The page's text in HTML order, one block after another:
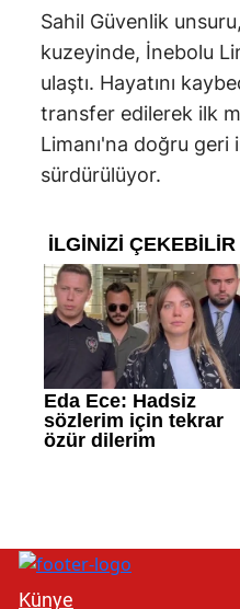
Sahil Güvenlik
kuzeyinde, İnebolu
ulaştı. Hayatını
transfer edilerek ilk
Limanı'na doğru
sürdürülüyor.
Künye